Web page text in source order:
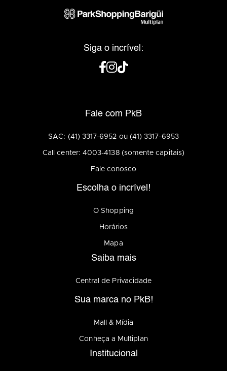
Siga o incrível:
Fale com PkB
SAC: (41) 3317-6952 ou (41) 3317-6953
Call center: 4003-4138 (somente capitais)
Fale conosco
Escolha o incrível!
O Shopping
Horários
Mapa
Saiba mais
Central de Privacidade
Sua marca no PkB!
Mall & Mídia
Conheça a Multiplan
Institucional